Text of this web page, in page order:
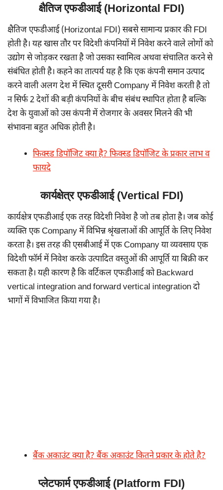
क्षैतिज एफडीआई (Horizontal FDI)
क्षैतिज एफडीआई (Horizontal FDI) सबसे सामान्य प्रकार की FDI
होती है। यह खास तौर पर विदेशी कंपनियों में निवेश करने वाले लोगों को
उद्योग से जोड़कर रखता है जो उसका स्वामित्व अथवा संचालित करने से
संबंधित होती है। कहने का तात्पर्य यह है कि एक कंपनी समान उत्पाद
करने वाली अलग देश में स्थित दूसरी Company में निवेश करती है तो
न सिर्फ 2 देशों की बड़ी कंपनियों के बीच संबंध स्थापित होता है बल्कि
देश के युवाओं को उस कंपनी में रोजगार के अवसर मिलने की भी
संभावना बहुत अधिक होती है।
फिक्स्ड डिपॉजिट क्या है? फिक्स्ड डिपॉजिट के प्रकार लाभ व
फायदे
कार्यक्षेत्र एफडीआई (Vertical FDI)
कार्यक्षेत्र एफडीआई एक तरह विदेशी निवेश है जो तब होता है। जब कोई
व्यक्ति एक Company में विभिन्न श्रृंखलाओं की आपूर्ति के लिए निवेश
करता है। इस तरह की एसबीआई में एक Company या व्यवसाय एक
विदेशी फॉर्म में निवेश करके उत्पादित वस्तुओं की आपूर्ति या बिक्री कर
सकता है। यही कारण है कि वर्टिकल एफडीआई को Backward
vertical integration and forward vertical integration दो
भागों में विभाजित किया गया है।
बैंक अकाउंट क्या है? बैंक अकाउंट कितने प्रकार के होते है?
प्लेटफार्म एफडीआई (Platform FDI)